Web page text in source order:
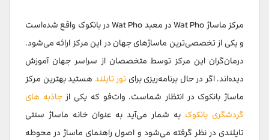
مرکز ماساژ Wat Pho در معبد Wat Pho در بانکوک واقع شده‌است
و یکی از تخصصی‌ترین ماساژهای جهان در این مرکز ارائه می‌شود.
درمان‌گران این مرکز توسط متخصصان از سراسر جهان آموزش
دیده‌اند. اگر در حال برنامه‌ریزی برای تور تایلند هستید بهترین مرکز
ماساژ بانکوک در انتظار شماست. وات‌فو که یکی ازجاذبه های
گردشگری بانکوک به شمار می‌آید به عنوان خانه ماساژ سنتی
تایلندی در نظر گرفته می‌شود و اصول راهنمای ماساژ در محوطه